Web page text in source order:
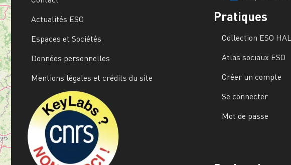
Actualités ESO
Espaces et Sociétés
Données personnelles
Mentions légales et crédits du site
Pratiques
Collection ESO
Atlas sociaux ESO
Créer un compte
Se connecter
Mot de passe